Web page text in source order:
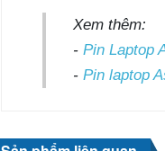
Xem thêm:
- Pin Laptop
- Pin laptop